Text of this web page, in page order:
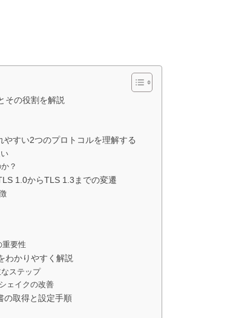
その役割を解説
やすい2つのプロトコルを理解する
？
1.0からTLS 1.3までの変遷
重要性
わかりやすく解説
ステップ
ェイクの改善
の取得と設定手順